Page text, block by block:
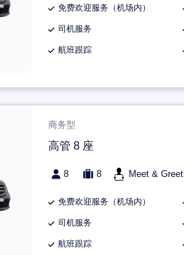
免费欢迎服务（机场内）
司机服务
航班跟踪
商务型
高管 8 座
8 8 Meet & Greet
免费欢迎服务（机场内）
司机服务
航班跟踪